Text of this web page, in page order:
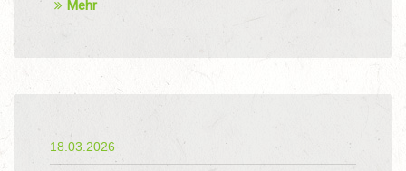
Mehr
18.03.2026